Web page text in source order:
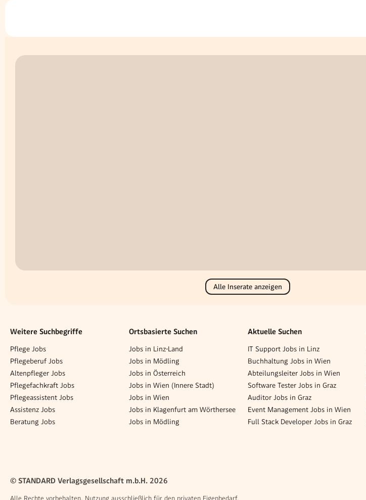
Alle Inserate anzeigen
Weitere Suchbegriffe
Pflege Jobs
Pflegeberuf Jobs
Altenpfleger Jobs
Pflegefachkraft Jobs
Pflegeassistent Jobs
Assistenz Jobs
Beratung Jobs
Ortsbasierte Suchen
Jobs in Linz-Land
Jobs in Mödling
Jobs in Österreich
Jobs in Wien (Innere Stadt)
Jobs in Wien
Jobs in Klagenfurt am Wörthersee
Jobs in Mödling
Aktuelle Suchen
IT Support Jobs in Linz
Buchhaltung Jobs in Wien
Abteilungsleiter Jobs in Wien
Software Tester Jobs in Graz
Auditor Jobs in Graz
Event Management Jobs in Wien
Full Stack Developer Jobs in Graz
© STANDARD Verlagsgesellschaft m.b.H. 2026
Alle Rechte vorbehalten. Nutzung ausschließlich für den privaten Eigenbedarf.